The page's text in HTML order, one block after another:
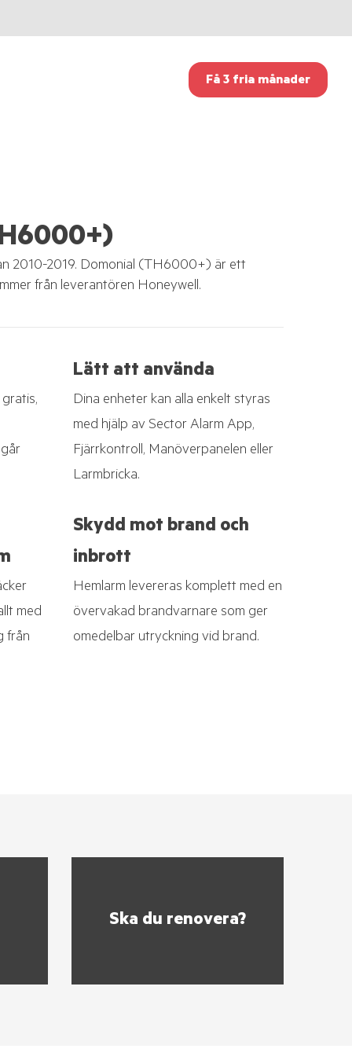
Få 3 fria månader
2010-2019. Domonial (TH6000+) är ett
från leverantören Honeywell.
Lätt att använda
Dina enheter kan alla enkelt styras
med hjälp av Sector Alarm App,
Fjärrkontroll, Manöverpanelen eller
Larmbricka.
med
från
Skydd mot brand och
inbrott
Hemlarm levereras komplett med en
övervakad brandvarnare som ger
omedelbar utryckning vid brand.
Ska du renovera?